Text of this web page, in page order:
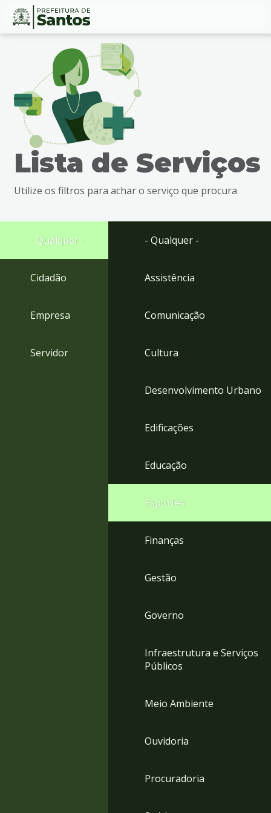
Ir
busca
Ir
rodapé
Conteúdo
Lista de Serviços
Utilize os filtros para achar o serviço que procura
- Qualquer -
Cidadão
Empresa
Servidor
- Qualquer -
Assistência
Comunicação
Cultura
Desenvolvimento Urbano
Edificações
Educação
Esportes
Finanças
Gestão
Governo
Infraestrutura e Serviços
Públicos
Meio Ambiente
Ouvidoria
Procuradoria